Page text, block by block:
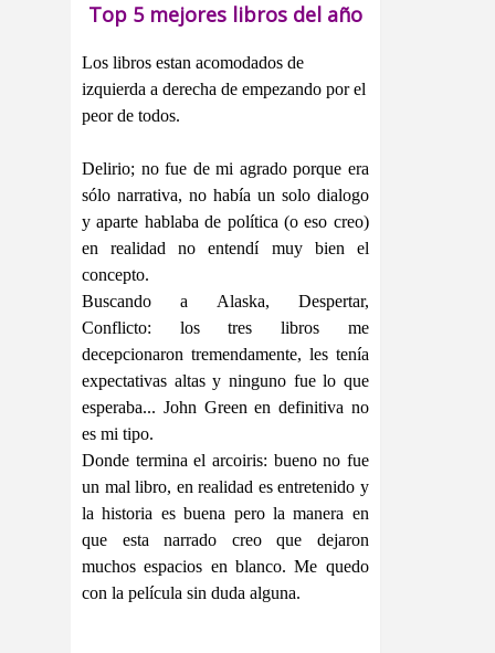
Top 5 mejores libros del año
Los libros estan acomodados de
izquierda a derecha de empezando por el
peor de todos.
Delirio; no fue de mi agrado porque era
sólo narrativa, no había un solo dialogo
y aparte hablaba de política (o eso creo)
en realidad no entendí muy bien el
concepto.
Buscando a Alaska, Despertar,
Conflicto: los tres libros me
decepcionaron tremendamente, les tenía
expectativas altas y ninguno fue lo que
esperaba... John Green en definitiva no
es mi tipo.
Donde termina el arcoiris: bueno no fue
un mal libro, en realidad es entretenido y
la historia es buena pero la manera en
que esta narrado creo que dejaron
muchos espacios en blanco. Me quedo
con la película sin duda alguna.